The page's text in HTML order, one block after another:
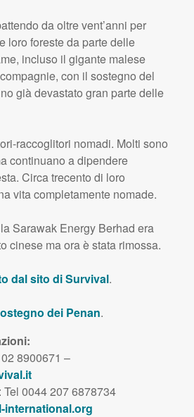
da oltre vent’anni per
loro foreste da parte delle
incluso il gigante malese
con il sostegno del
già devastato gran parte delle
raccoglitori nomadi. Molti sono
continuano a dipendere
Circa trecento di loro
vita completamente nomade.
Sarawak Energy Berhad era
cinese ma ora è stata rimossa.
dal sito di Survival.
dei Penan.
8900671 –
0044 207 6878734
international.org